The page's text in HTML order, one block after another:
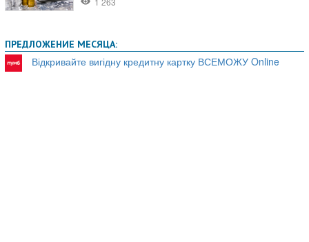
ПРЕДЛОЖЕНИЕ МЕСЯЦА:
Відкривайте вигідну кредитну картку ВСЕМОЖУ Online